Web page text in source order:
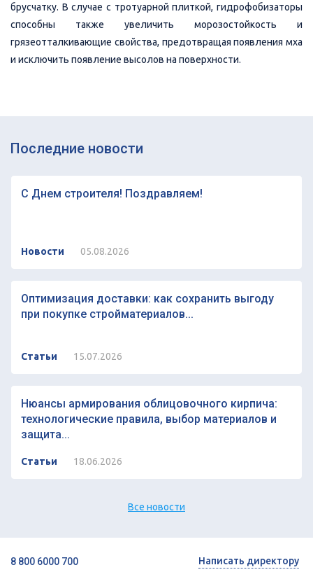
брусчатку. В случае с тротуарной плиткой, гидрофобизаторы
способны также увеличить морозостойкость и
грязеотталкивающие свойства, предотвращая появления мха
и исключить появление высолов на поверхности.
Последние новости
С Днем строителя! Поздравляем!
Новости 05.08.2026
Оптимизация доставки: как сохранить выгоду
при покупке стройматериалов...
Статьи 15.07.2026
Нюансы армирования облицовочного кирпича:
технологические правила, выбор материалов и
защита...
Статьи 18.06.2026
Все новости
8 800 6000 700 Написать директору